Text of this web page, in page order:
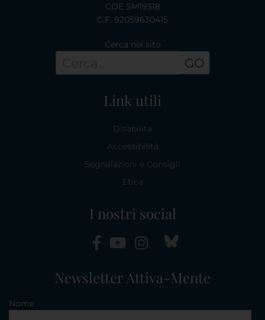
COE SM19318
C.F. 92059630415
Cerca nel sito
GO
Link utili
Disabilità
Accessibilità
Segnalazioni e Consigli
Etica
I nostri social
Newsletter Attiva-Mente
Nome